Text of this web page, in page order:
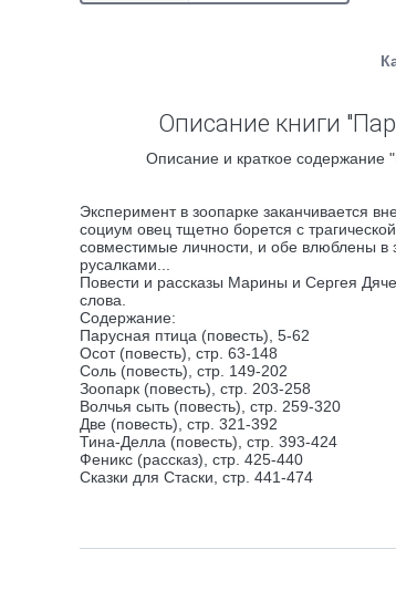
Описание книги
Описание и краткое содержание
Эксперимент в зоопарке заканчивается
социум овец тщетно борется с
совместимые личности, и обе влюблены в
русалками...
Повести и рассказы Марины и Сергея
слова.
Содержание:
Парусная птица (повесть), 5-62
Осот (повесть), стр. 63-148
Соль (повесть), стр. 149-202
Зоопарк (повесть), стр. 203-258
Волчья сыть (повесть), стр. 259-320
Две (повесть), стр. 321-392
Тина-Делла (повесть), стр. 393-424
Феникс (рассказ), стр. 425-440
Сказки для Стаски, стр. 441-474